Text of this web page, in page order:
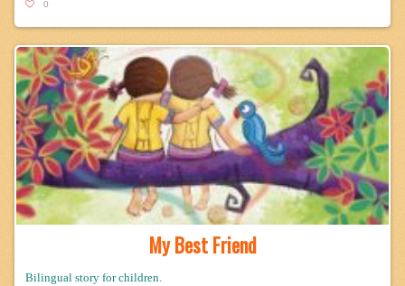
0
My Best Friend
Bilingual story for children.